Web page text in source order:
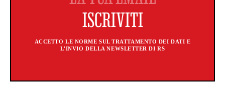
ACCETTO LE NORME SUL TRATTAMENTO DEI DATI E
L'INVIO DELLA NEWSLETTER DI RS